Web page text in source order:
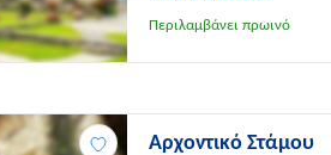
Περιλαμβάνει πρωινό
Αρχοντικό Στάμου